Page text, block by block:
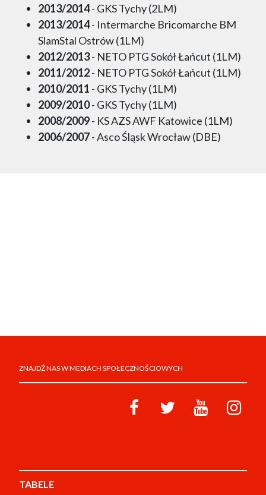
2013/2014- GKS Tychy (2LM)
2013/2014- Intermarche Bricomarche BM
SlamStal Ostrów (1LM)
2012/2013- NETO PTG Sokół Łańcut (1LM)
2011/2012- NETO PTG Sokół Łańcut (1LM)
2010/2011 - GKS Tychy (1LM)
2009/2010- GKS Tychy (1LM)
2008/2009- KS AZS AWF Katowice (1LM)
2006/2007- Asco Śląsk Wrocław (DBE)
ZNAJDŹ NAS W MEDIACH SPOŁECZNOŚCIOWYCH
TABELE